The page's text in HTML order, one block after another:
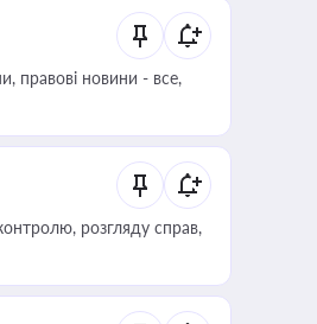
правові новини - все,
розгляду справ,